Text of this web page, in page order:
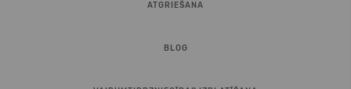
ATGRIEŠANA
BLOG